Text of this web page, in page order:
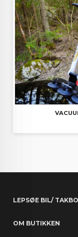
LEPSØE BIL/
OM BUTIKKEN